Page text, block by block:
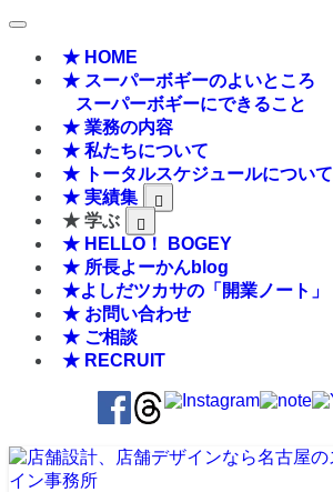
★ HOME
★ スーパーボギーのよいところ
スーパーボギーにできること
★ 業務の内容
★ 私たちについて
★ トータルスケジュールについて
★ 実績集
★ 学ぶ
★ HELLO！ BOGEY
★ 所長よーかんblog
★よしだツカサの「開業ノート」
★ お問い合わせ
★ ご相談
★ RECRUIT